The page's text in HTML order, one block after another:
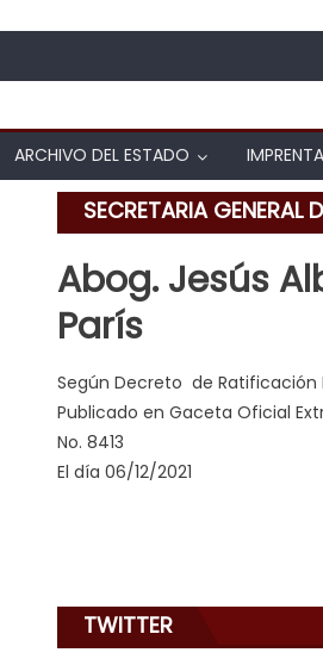
ARCHIVO DEL ESTADO IMPRENTA
ARC y Autopista del Este
SECRETARIA GENERAL
Abog. Jesús
París
Según Decreto de Ratificación
Publicado en Gaceta Oficial
No. 8413
El día 06/12/2021
TWITTER